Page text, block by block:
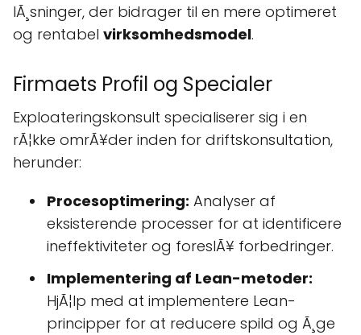
lÃ¸sninger, der bidrager til en mere optimeret
og rentabel virksomhedsmodel.
Firmaets Profil og Specialer
Exploateringskonsult specialiserer sig i en
rÃ¦kke omrÃ¥der inden for driftskonsultation,
herunder:
Procesoptimering: Analyser af
eksisterende processer for at identificere
ineffektiviteter og foreslÃ¥ forbedringer.
Implementering af Lean-metoder:
HjÃ¦lp med at implementere Lean-
principper for at reducere spild og Ã¸ge